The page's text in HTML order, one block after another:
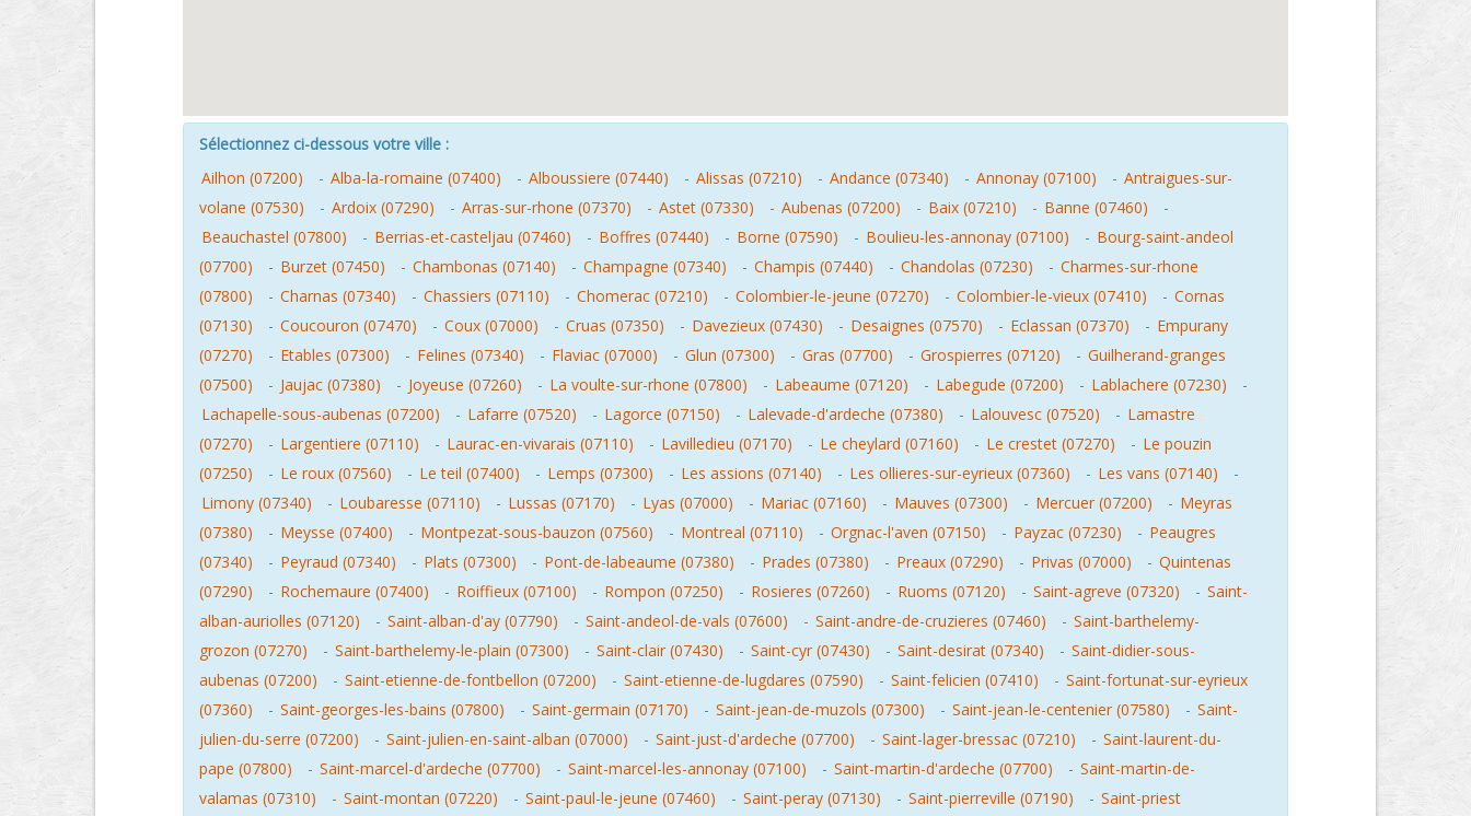
Sélectionnez ci-dessous votre ville :
Ailhon (07200)
- Alba-la-romaine (07400) - Alboussiere (07440) - Alissas (07210) - Andance (07340) - Annonay (07100) - Antraigues-sur-
volane (07530)
- Ardoix (07290) - Arras-sur-rhone (07370) - Astet (07330) - Aubenas (07200) - Baix (07210) - Banne (07460)
-
Beauchastel (07800)
- Berrias-et-casteljau (07460) - Boffres (07440) - Borne (07590) - Boulieu-les-annonay (07100) - Bourg-saint-andeol
(07700)
- Burzet (07450) - Chambonas (07140) - Champagne (07340) - Champis (07440) - Chandolas (07230) - Charmes-sur-rhone
(07800)
- Charnas (07340) - Chassiers (07110) - Chomerac (07210) - Colombier-le-jeune (07270) - Colombier-le-vieux (07410) - Cornas
(07130)
- Coucouron (07470) - Coux (07000) - Cruas (07350) - Davezieux (07430) - Desaignes (07570) - Eclassan (07370) - Empurany
(07270)
- Etables (07300) - Felines (07340) - Flaviac (07000) - Glun (07300) - Gras (07700) - Grospierres (07120) - Guilherand-granges
(07500)
- Jaujac (07380) - Joyeuse (07260) - La voulte-sur-rhone (07800) - Labeaume (07120) - Labegude (07200) - Lablachere (07230)
-
Lachapelle-sous-aubenas (07200)
- Lafarre (07520) - Lagorce (07150) - Lalevade-d'ardeche (07380) - Lalouvesc (07520) - Lamastre
(07270)
- Largentiere (07110) - Laurac-en-vivarais (07110) - Lavilledieu (07170) - Le cheylard (07160) - Le crestet (07270) - Le pouzin
(07250)
- Le roux (07560) - Le teil (07400) - Lemps (07300) - Les assions (07140) - Les ollieres-sur-eyrieux (07360) - Les vans (07140)
-
Limony (07340)
- Loubaresse (07110) - Lussas (07170) - Lyas (07000) - Mariac (07160) - Mauves (07300) - Mercuer (07200) - Meyras
(07380)
- Meysse (07400) - Montpezat-sous-bauzon (07560) - Montreal (07110) - Orgnac-l'aven (07150) - Payzac (07230) - Peaugres
(07340)
- Peyraud (07340) - Plats (07300) - Pont-de-labeaume (07380) - Prades (07380) - Preaux (07290) - Privas (07000) - Quintenas
(07290)
- Rochemaure (07400) - Roiffieux (07100) - Rompon (07250) - Rosieres (07260) - Ruoms (07120) - Saint-agreve (07320) - Saint-
alban-auriolles (07120)
- Saint-alban-d'ay (07790) - Saint-andeol-de-vals (07600) - Saint-andre-de-cruzieres (07460) - Saint-barthelemy-
grozon (07270)
- Saint-barthelemy-le-plain (07300) - Saint-clair (07430) - Saint-cyr (07430) - Saint-desirat (07340) - Saint-didier-sous-
aubenas (07200)
- Saint-etienne-de-fontbellon (07200) - Saint-etienne-de-lugdares (07590) - Saint-felicien (07410) - Saint-fortunat-sur-eyrieux
(07360)
- Saint-georges-les-bains (07800) - Saint-germain (07170) - Saint-jean-de-muzols (07300) - Saint-jean-le-centenier (07580) - Saint-
julien-du-serre (07200)
- Saint-julien-en-saint-alban (07000) - Saint-just-d'ardeche (07700) - Saint-lager-bressac (07210) - Saint-laurent-du-
pape (07800)
- Saint-marcel-d'ardeche (07700) - Saint-marcel-les-annonay (07100) - Saint-martin-d'ardeche (07700) - Saint-martin-de-
valamas (07310)
- Saint-montan (07220) - Saint-paul-le-jeune (07460) - Saint-peray (07130) - Saint-pierreville (07190) - Saint-priest